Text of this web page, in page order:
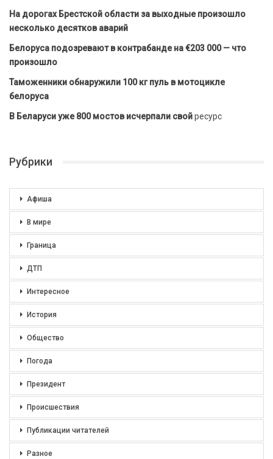
На дорогах Брестской области за выходные произошло
несколько десятков аварий
Белоруса подозревают в контрабанде на €203 000 — что
произошло
Таможенники обнаружили 100 кг пуль в мотоцикле
белоруса
В Беларуси уже 800 мостов исчерпали свойресурс
Рубрики
Афиша
В мире
Граница
ДТП
Интересное
История
Общество
Погода
Президент
Происшествия
Публикации читателей
Разное